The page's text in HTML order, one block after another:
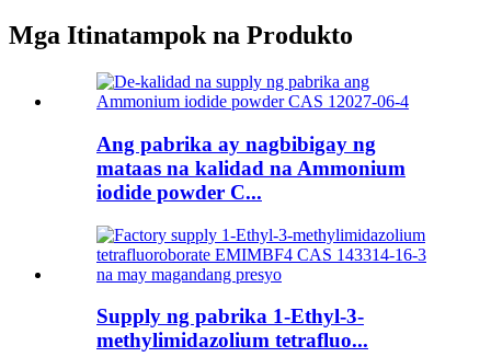
Mga Itinatampok na Produkto
Ang pabrika ay nagbibigay ng
mataas na kalidad na Ammonium
iodide powder C...
Supply ng pabrika 1-Ethyl-3-
methylimidazolium tetrafluo...